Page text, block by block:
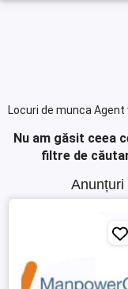
Locuri de munca Agent
Nu am găsit ceea
filtre de
Anunțuri